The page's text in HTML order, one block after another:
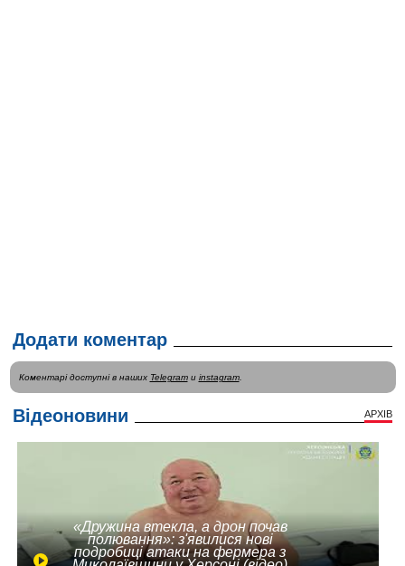
Додати коментар
Коментарі доступні в наших Telegramи instagram.
Відеоновини АРХІВ
«Дружина втекла, а дрон почав
полювання»: з'явилися нові
подробиці атаки на фермера з